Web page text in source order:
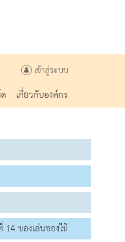
เข้าสู่ระบบ
เกี่ยวกับองค์กร
14 ของเล่นของใช้